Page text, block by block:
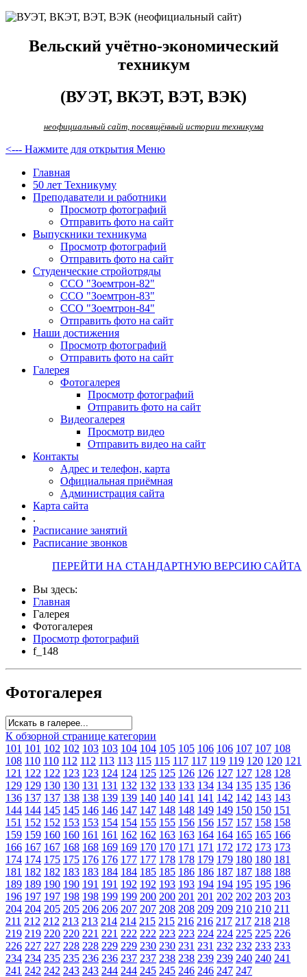
Вельский учётно-экономический
техникум
(ВУЭТ, ВКЭТ, ВЭТ, ВЭК)
неофициальный сайт, посвящённый истории техникума
<--- Нажмите для открытия Меню
Главная
50 лет Техникуму
Преподаватели и работники
Просмотр фотографий
Отправить фото на сайт
Выпускники техникума
Просмотр фотографий
Отправить фото на сайт
Студенческие стройотряды
ССО "Зоемтрон-82"
ССО "Зоемтрон-83"
ССО "Зоемтрон-84"
Отправить фото на сайт
Наши достижения
Просмотр фотографий
Отправить фото на сайт
Галерея
Фотогалерея
Просмотр фотографий
Отправить фото на сайт
Видеогалерея
Просмотр видео
Отправить видео на сайт
Контакты
Адрес и телефон, карта
Официальная приёмная
Администрация сайта
Карта сайта
.
Расписание занятий
Расписание звонков
ПЕРЕЙТИ НА СТАНДАРТНУЮ ВЕРСИЮ САЙТА
Вы здесь:
Главная
Галерея
Фотогалерея
Просмотр фотографий
f_148
Фотогалерея
К обзорной странице категории
101 101 102 102 103 103 104 104 105 105 106 106 107 107 108
108 110 110 112 112 113 113 115 115 117 117 119 119 120 120 121
121 122 122 123 123 124 124 125 125 126 126 127 127 128 128
129 129 130 130 131 131 132 132 133 133 134 134 135 135 136
136 137 137 138 138 139 139 140 140 141 141 142 142 143 143
144 144 145 145 146 146 147 147 148 148 149 149 150 150 151
151 152 152 153 153 154 154 155 155 156 156 157 157 158 158
159 159 160 160 161 161 162 162 163 163 164 164 165 165 166
166 167 167 168 168 169 169 170 170 171 171 172 172 173 173
174 174 175 175 176 176 177 177 178 178 179 179 180 180 181
181 182 182 183 183 184 184 185 185 186 186 187 187 188 188
189 189 190 190 191 191 192 192 193 193 194 194 195 195 196
196 197 197 198 198 199 199 200 200 201 201 202 202 203 203
204 204 205 205 206 206 207 207 208 208 209 209 210 210 211
211 212 212 213 213 214 214 215 215 216 216 217 217 218 218
219 219 220 220 221 221 222 222 223 223 224 224 225 225 226
226 227 227 228 228 229 229 230 230 231 231 232 232 233 233
234 234 235 235 236 236 237 237 238 238 239 239 240 240 241
241 242 242 243 243 244 244 245 245 246 246 247 247